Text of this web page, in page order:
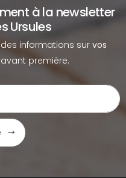
à la newsletter
Ursules
informations sur vos
première.